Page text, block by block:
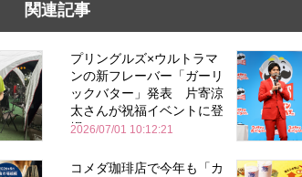
関連記事
プリングルズ×ウルトラマ
ンの新フレーバー「ガーリ
ックバター」発表 片寄涼
太さんが祝福イベントに登
場
2026/07/01 10:12:21
コメダ珈琲店で今年も「カ